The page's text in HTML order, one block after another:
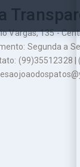
Vargas, 135 -
Segunda a
(99)35512328 |